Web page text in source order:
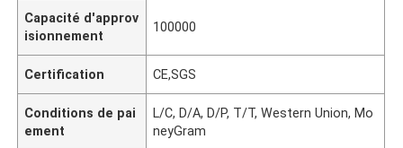
Capacité d'approv
isionnement
100000
Certification CE,SGS
Conditions de pai
ement
L/C, D/A, D/P, T/T, Western Union, Mo
neyGram